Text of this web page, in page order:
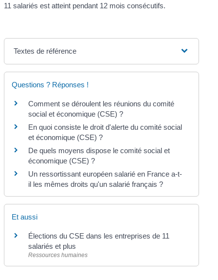
11 salariés est atteint pendant 12 mois consécutifs.
Textes de référence
Questions ? Réponses !
Comment se déroulent les réunions du comité
social et économique (CSE) ?
En quoi consiste le droit d'alerte du comité social
et économique (CSE) ?
De quels moyens dispose le comité social et
économique (CSE) ?
Un ressortissant européen salarié en France a-t-
il les mêmes droits qu'un salarié français ?
Et aussi
Élections du CSE dans les entreprises de 11
salariés et plus
Ressources humaines